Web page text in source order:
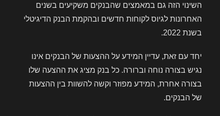
השינוי הזה גם במאמצים שהבנקים משקיעים בשנים
האחרונות לגיוס לקוחות חדשים ובהקמת הבנק הדיגיטלי
בשנת 2022.
יחד עם זאת, עדיין המידע על ההצעות של הבנקים אינו
נגיש בצורה נוחה וברורה. כל בנק מציג את ההצעה שלו
בצורה אחרת, המידע מפוזר וקשה להשוות בין ההצעות
של הבנקים.